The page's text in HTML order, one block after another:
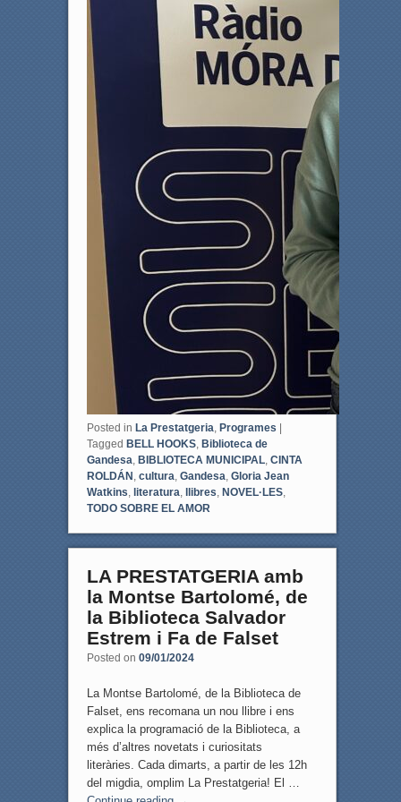
Posted in La Prestatgeria, Programes
Tagged BELL HOOKS, Biblioteca de
Gandesa, BIBLIOTECA MUNICIPAL, CINTA
ROLDÁN , cultura, Gandesa, Gloria Jean
Watkins, literatura, llibres, NOVEL·LES,
TODO SOBRE EL AMOR
LA PRESTATGERIA amb
la Montse Bartolomé, de
la Biblioteca Salvador
Estrem i Fa de Falset
Posted on 09/01/2024
La Montse Bartolomé, de la Biblioteca de
Falset, ens recomana un nou llibre i ens
explica la programació de la Biblioteca, a
més d’altres novetats i curiositats
literàries. Cada dimarts, a partir de les 12h
del migdia, omplim La Prestatgeria! El …